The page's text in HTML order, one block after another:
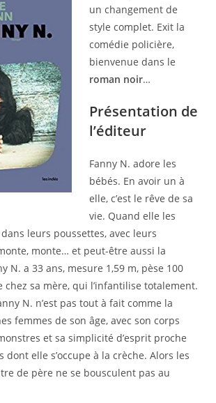
un changement de
style complet. Exit la
comédie policière,
bienvenue dans le
roman noir…
Présentation de
l’éditeur
Fanny N. adore les
bébés. En avoir un à
elle, c’est le rêve de sa
vie. Quand elle les
leurs poussettes, avec leurs
monte… et peut-être aussi la
N. a 33 ans, mesure 1,59 m, pèse 100
chez sa mère, qui l’infantilise totalement.
N. n’est pas tout à fait comme la
femmes de son âge, avec son corps
et sa simplicité d’esprit proche
dont elle s’occupe à la crèche. Alors les
de père ne se bousculent pas au